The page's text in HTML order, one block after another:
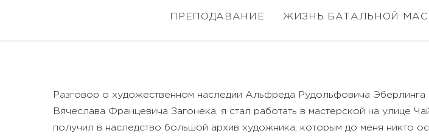
ПРЕПОДАВАНИЕ ЖИЗНЬ БАТАЛЬНОЙ
Разговор о художественном наследии Альфреда Рудольфовича Эберлинга
Вячеслава Францевича Загонека, я стал работать в мастерской на улице
получил в наследство большой архив художника, которым до меня никто